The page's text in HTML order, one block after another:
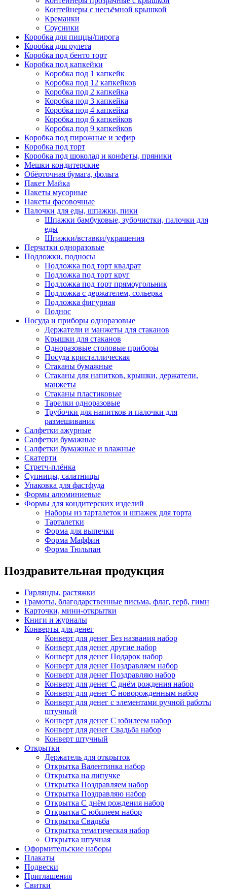
Контейнеры с несъёмной крышкой
Креманки
Соусники
Коробка для пиццы/пирога
Коробка для рулета
Коробка под бенто торт
Коробка под капкейки
Коробка под 1 капкейк
Коробка под 12 капкейков
Коробка под 2 капкейка
Коробка под 3 капкейка
Коробка под 4 капкейка
Коробка под 6 капкейков
Коробка под 9 капкейков
Коробка под пирожные и зефир
Коробка под торт
Коробка под шоколад и конфеты, пряники
Мешки кондитерские
Обёрточная бумага, фольга
Пакет Майка
Пакеты мусорные
Пакеты фасовочные
Палочки для еды, шпажки, пики
Шпажки бамбуковые, зубочистки, палочки для
еды
Шпажки/вставки/украшения
Перчатки одноразовые
Подложки, подносы
Подложка под торт квадрат
Подложка под торт круг
Подложка под торт прямоугольник
Подложка с держателем, сольерка
Подложка фигурная
Поднос
Посуда и приборы одноразовые
Держатели и манжеты для стаканов
Крышки для стаканов
Одноразовые столовые приборы
Посуда кристаллическая
Стаканы бумажные
Стаканы для напитков, крышки, держатели,
манжеты
Стаканы пластиковые
Тарелки одноразовые
Трубочки для напитков и палочки для
размешивания
Салфетки ажурные
Салфетки бумажные
Салфетки бумажные и влажные
Скатерти
Стретч-плёнка
Супницы, салатницы
Упаковка для фастфуда
Формы алюминиевые
Формы для кондитерских изделий
Наборы из тарталеток и шпажек для торта
Тарталетки
Форма для выпечки
Форма Маффин
Форма Тюльпан
Поздравительная продукция
Гирлянды, растяжки
Грамоты, благодарственные письма, флаг, герб, гимн
Карточки, мини-открытки
Книги и журналы
Конверты для денег
Конверт для денег Без названия набор
Конверт для денег другие набор
Конверт для денег Подарок набор
Конверт для денег Поздравляем набор
Конверт для денег Поздравляю набор
Конверт для денег С днём рождения набор
Конверт для денег С новорожденным набор
Конверт для денег с элементами ручной работы
штучный
Конверт для денег С юбилеем набор
Конверт для денег Свадьба набор
Конверт штучный
Открытки
Держатель для открыток
Открытка Валентинка набор
Открытка на липучке
Открытка Поздравляем набор
Открытка Поздравляю набор
Открытка С днём рождения набор
Открытка С юбилеем набор
Открытка Свадьба
Открытка тематическая набор
Открытка штучная
Оформительские наборы
Плакаты
Подвески
Приглашения
Свитки